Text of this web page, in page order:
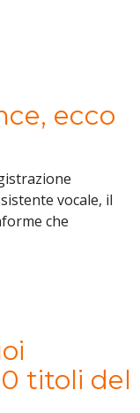
ecco
vocale, il
che
titoli del